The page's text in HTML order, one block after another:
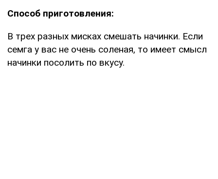
Способ приготовления:
В трех разных мисках смешать начинки. Если
семга у вас не очень соленая, то имеет смысл
начинки посолить по вкусу.